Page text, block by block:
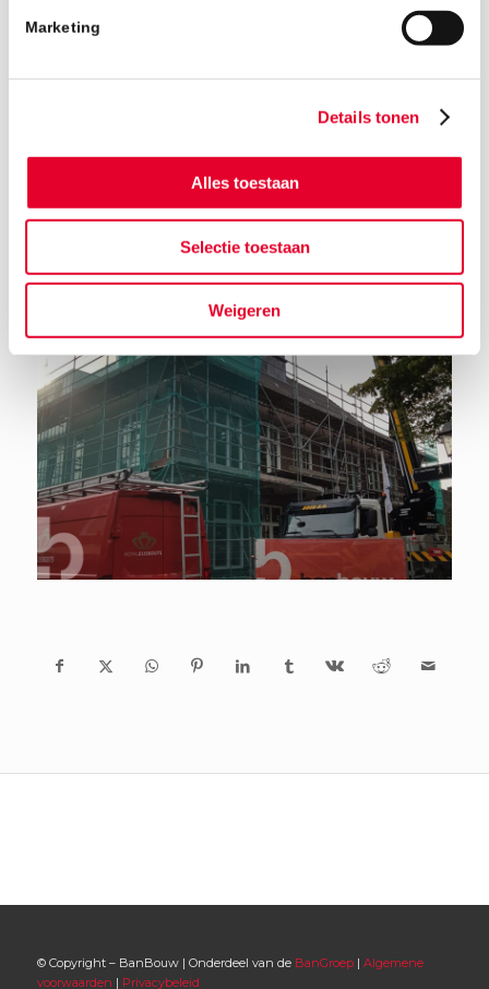
Marketing
Details tonen
Alles toestaan
Selectie toestaan
Weigeren
Terug naar het nieuwsoverzicht
© Copyright – BanBouw | Onderdeel van de BanGroep| Algemene
voorwaarden | Privacybeleid